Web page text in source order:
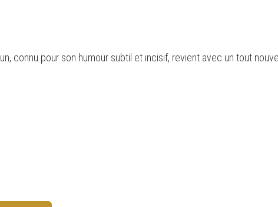
connu pour son humour subtil et incisif, revient avec un tout